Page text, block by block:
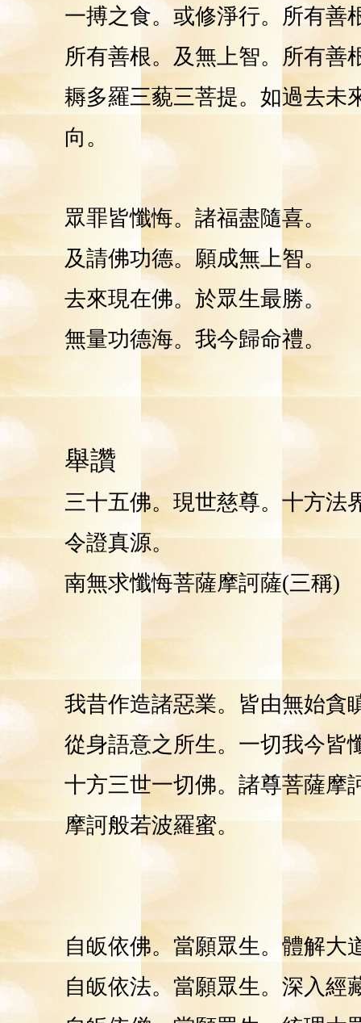
一搏之食。或修淨行。所有善
所有善根。及無上智。所有善
耨多羅三藐三菩提。如過去未
向。
眾罪皆懺悔。諸福盡隨喜。
及請佛功德。願成無上智。
去來現在佛。於眾生最勝。
無量功德海。我今歸命禮。
舉讚
三十五佛。現世慈尊。十方法
令證真源。
南無求懺悔菩薩摩訶薩(三稱)
我昔作造諸惡業。皆由無始貪
從身語意之所生。一切我今皆
十方三世一切佛。諸尊菩薩摩
摩訶般若波羅蜜。
自皈依佛。當願眾生。體解大
自皈依法。當願眾生。深入經